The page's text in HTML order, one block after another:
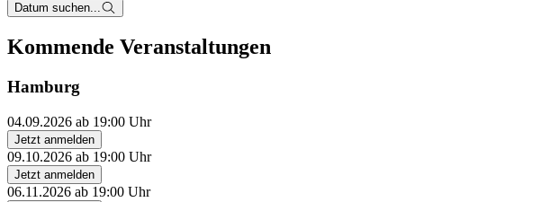
Datum suchen...
Kommende Veranstaltungen
Hamburg
04.09.2026 ab 19:00 Uhr
Jetzt anmelden
09.10.2026 ab 19:00 Uhr
Jetzt anmelden
06.11.2026 ab 19:00 Uhr